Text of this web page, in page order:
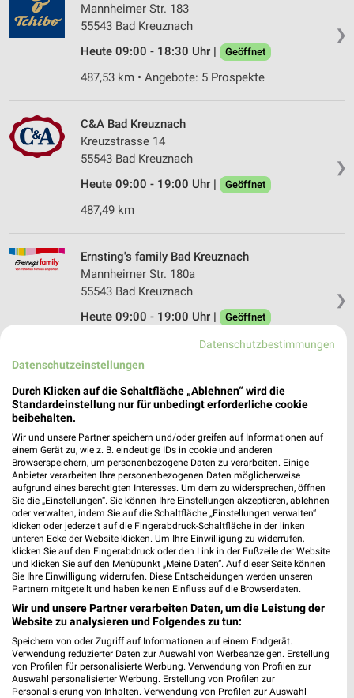
❯
Mannheimer Str. 183
55543 Bad Kreuznach
Heute 09:00 - 18:30 Uhr |
Geöffnet
487,53 km • Angebote: 5 Prospekte
❯
C&A Bad Kreuznach
Kreuzstrasse 14
55543 Bad Kreuznach
Heute 09:00 - 19:00 Uhr |
Geöffnet
487,49 km
❯
Ernsting's family Bad Kreuznach
Mannheimer Str. 180a
55543 Bad Kreuznach
Heute 09:00 - 19:00 Uhr |
Geöffnet
KiK Bad Kreuznach
Mannheimer Straße 188-190
Heute 09:00 - 20:00 Uhr | Geöffnet
487,56 km • Angebote: 1 Prospekt
Adler Bad Kreuznach
Mannheimer Str. 177
55543 Bad Kreuznach
487,54 km
Woolworth Bad Kreuznach
Mannheimer Str. 181
55543 Bad Kreuznach
Heute 09:00 - 19:00 Uhr | Geöffnet
Datenschutzbestimmungen
Datenschutzeinstellungen
Durch Klicken auf die Schaltfläche „Ablehnen“ wird die
Standardeinstellung nur für unbedingt erforderliche cookie
beibehalten.
Wir und unsere Partner speichern und/oder greifen auf Informationen auf
einem Gerät zu, wie z. B. eindeutige IDs in cookie und anderen
Browserspeichern, um personenbezogene Daten zu verarbeiten. Einige
Anbieter verarbeiten Ihre personenbezogenen Daten möglicherweise
aufgrund eines berechtigten Interesses. Um dem zu widersprechen, öffnen
Sie die „Einstellungen“. Sie können Ihre Einstellungen akzeptieren, ablehnen
oder verwalten, indem Sie auf die Schaltfläche „Einstellungen verwalten“
klicken oder jederzeit auf die Fingerabdruck-Schaltfläche in der linken
unteren Ecke der Website klicken. Um Ihre Einwilligung zu widerrufen,
klicken Sie auf den Fingerabdruck oder den Link in der Fußzeile der Website
und klicken Sie auf den Menüpunkt „Meine Daten“. Auf dieser Seite können
Sie Ihre Einwilligung widerrufen. Diese Entscheidungen werden unseren
Partnern mitgeteilt und haben keinen Einfluss auf die Browserdaten.
Wir und unsere Partner verarbeiten Daten, um die Leistung der
Website zu analysieren und Folgendes zu tun:
Speichern von oder Zugriff auf Informationen auf einem Endgerät.
Verwendung reduzierter Daten zur Auswahl von Werbeanzeigen. Erstellung
von Profilen für personalisierte Werbung. Verwendung von Profilen zur
Auswahl personalisierter Werbung. Erstellung von Profilen zur
Personalisierung von Inhalten. Verwendung von Profilen zur Auswahl